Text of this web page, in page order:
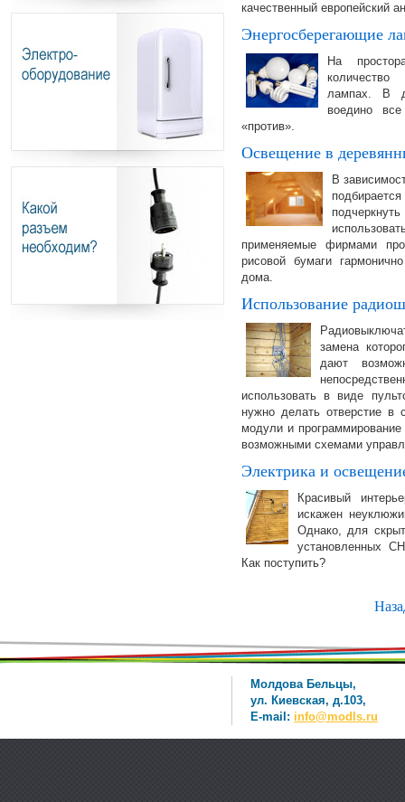
качественный европейский
Энергосберегающие
На
лампах. В
воедино
«против».
Освещение в
В
применяемые фирмами
рисовой бумаги
дома.
Использование
замена
дают
использовать в виде
нужно делать отверстие в
модули и
возможными схемами
Электрика и
Красивый
искажен
Однако, для
установленных
Как поступить?
Молдова Бельцы,
ул. Киевская, д.103,
E-mail: info@modls.ru